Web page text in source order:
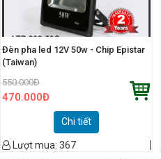
Đèn pha led 12V 50w - Chip Epistar
(Taiwan)
550.000Đ
470.000Đ
Chi tiết
Lượt mua: 367